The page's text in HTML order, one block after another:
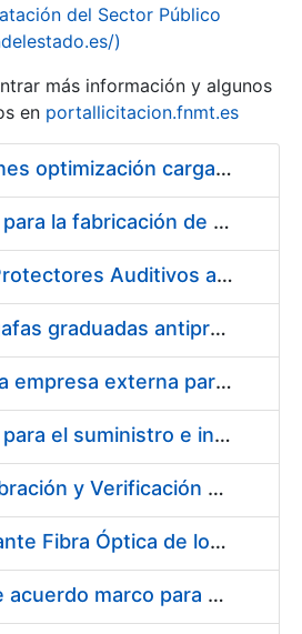
del Sector Público
)
más información y algunos
en portallicitacion.fnmt.es
Pliego condiciones optimización cargas compras firmado
Acuerdo marco para la fabricación de piezas
Suministro de Protectores Auditivos a medida para las personas trabajadoras de los Centros de Trabajo de Madrid y Burgos
Suministro de gafas graduadas antiproyecciones para los trabajadores de la FNMT-RCM en los centros de trabajo de Madrid y Burgos
Servicios de una empresa externa para el asesoramiento y resolución de los recursos de alzada que se presentan relacionados con procesos de selección para la FNMT-RCM
Acuerdo marco para el suministro e instalación de persianas, estores y otros complementos
Servicio de Calibración y Verificación Externa de los Equipos de Medición del Servicio de Prevención de la FNMT-RCM
Conexión mediante Fibra Óptica de los Centros de Proceso de Datos (CPDs) de las sedes de la FNMT-RCM de Burgos y Madrid
Contratación de acuerdo marco para el Suministro de Material de Electricidad para la Fábrica Nacional de Moneda y Timbre-Real Casa de la Moneda en su centro de trabajo de Burgos